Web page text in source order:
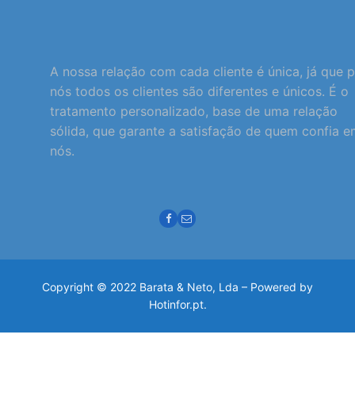
A nossa relação com cada cliente é única, já que
nós todos os clientes são diferentes e únicos. É o
tratamento personalizado, base de uma relação
sólida, que garante a satisfação de quem confia
nós.
Copyright © 2022 Barata & Neto, Lda – Powered by
Hotinfor.pt.